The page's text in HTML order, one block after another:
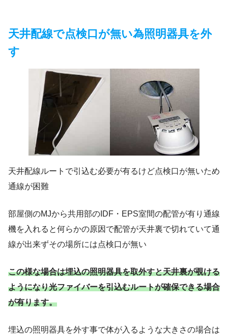
天井配線で点検口が無い為照明器具を外
す
天井配線ルートで引込む必要が有るけど点検口が無いため
通線が困難
部屋側のMJから共用部のIDF・EPS室間の配管が有り通線
機を入れると何らかの原因で配管が天井裏で切れていて通
線が出来ずその場所には点検口が無い
この様な場合は埋込の照明器具を取外すと天井裏が覗ける
ようになり光ファイバーを引込むルートが確保できる場合
が有ります。
埋込の照明器具を外す事で体が入るような大きさの場合は